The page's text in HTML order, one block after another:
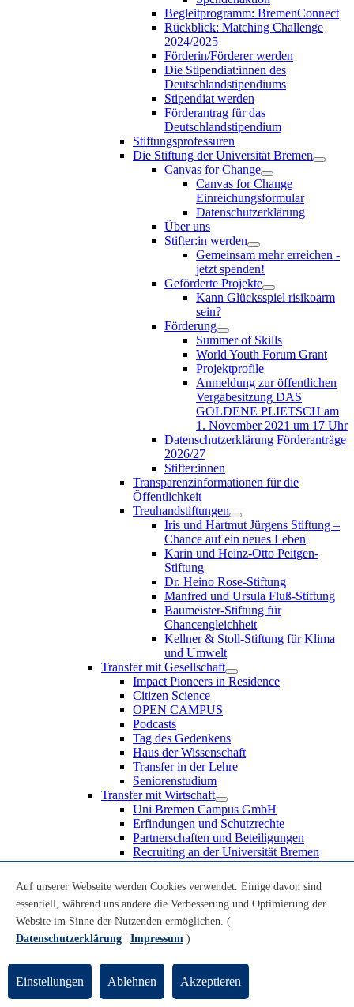
Begleitprogramm: BremenConnect
Rückblick: Matching Challenge
2024/2025
Förderin/Förderer werden
Die Stipendiat:innen des
Deutschlandstipendiums
Stipendiat werden
Förderantrag für das
Deutschlandstipendium
Stiftungsprofessuren
Die Stiftung der Universität Bremen
Canvas for Change
Canvas for Change
Einreichungsformular
Datenschutzerklärung
Über uns
Stifter:in werden
Gemeinsam mehr erreichen -
jetzt spenden!
Geförderte Projekte
Kann Glücksspiel risikoarm
sein?
Förderung
Summer of Skills
World Youth Forum Grant
Projektprofile
Anmeldung zur öffentlichen
Vergabesitzung DAS
GOLDENE PLIETSCH am
1. November 2021 um 17 Uhr
Datenschutzerklärung Förderanträge
2026/27
Stifter:innen
Transparenzinformationen für die
Öffentlichkeit
Treuhandstiftungen
Iris und Hartmut Jürgens Stiftung –
Chance auf ein neues Leben
Karin und Heinz-Otto Peitgen-
Stiftung
Dr. Heino Rose-Stiftung
Manfred und Ursula Fluß-Stiftung
Baumeister-Stiftung für
Chancengleichheit
Kellner & Stoll-Stiftung für Klima
und Umwelt
Transfer mit Gesellschaft
Impact Pioneers in Residence
Citizen Science
OPEN CAMPUS
Podcasts
Tag des Gedenkens
Haus der Wissenschaft
Transfer in der Lehre
Seniorenstudium
Transfer mit Wirtschaft
Uni Bremen Campus GmbH
Erfindungen und Schutzrechte
Partnerschaften und Beteiligungen
Recruiting an der Universität Bremen
Weiterbildung an der Universität Bremen
Transfer mit Schule
Schülerinnen und Schüler
MINT-Schnupperstudium
Schulklassen
Lehrkräfte
UniTransfer - Servicestelle für Transferaktivitäten
Transfermagazin der Universität Bremen
Auf unserer Webseite werden Cookies verwendet. Einige davon sind
essentiell, während uns andere die Verbesserung und Optimierung der
Website im Sinne der Nutzenden ermöglichen. (
Datenschutzerklärung
Impressum )
Einstellungen Ablehnen Akzeptieren